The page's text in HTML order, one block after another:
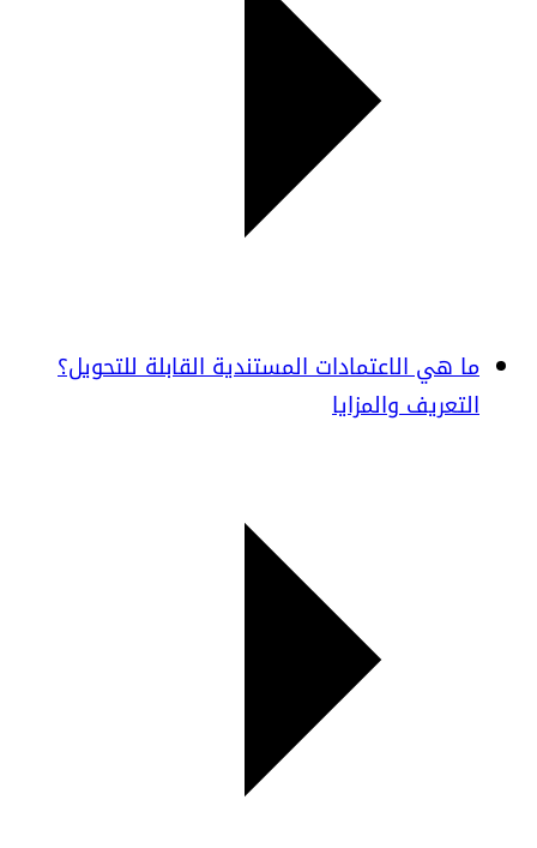
ما هي الاعتمادات المستندية القابلة للتحويل؟
التعريف والمزايا